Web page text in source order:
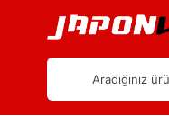
Aradığınız